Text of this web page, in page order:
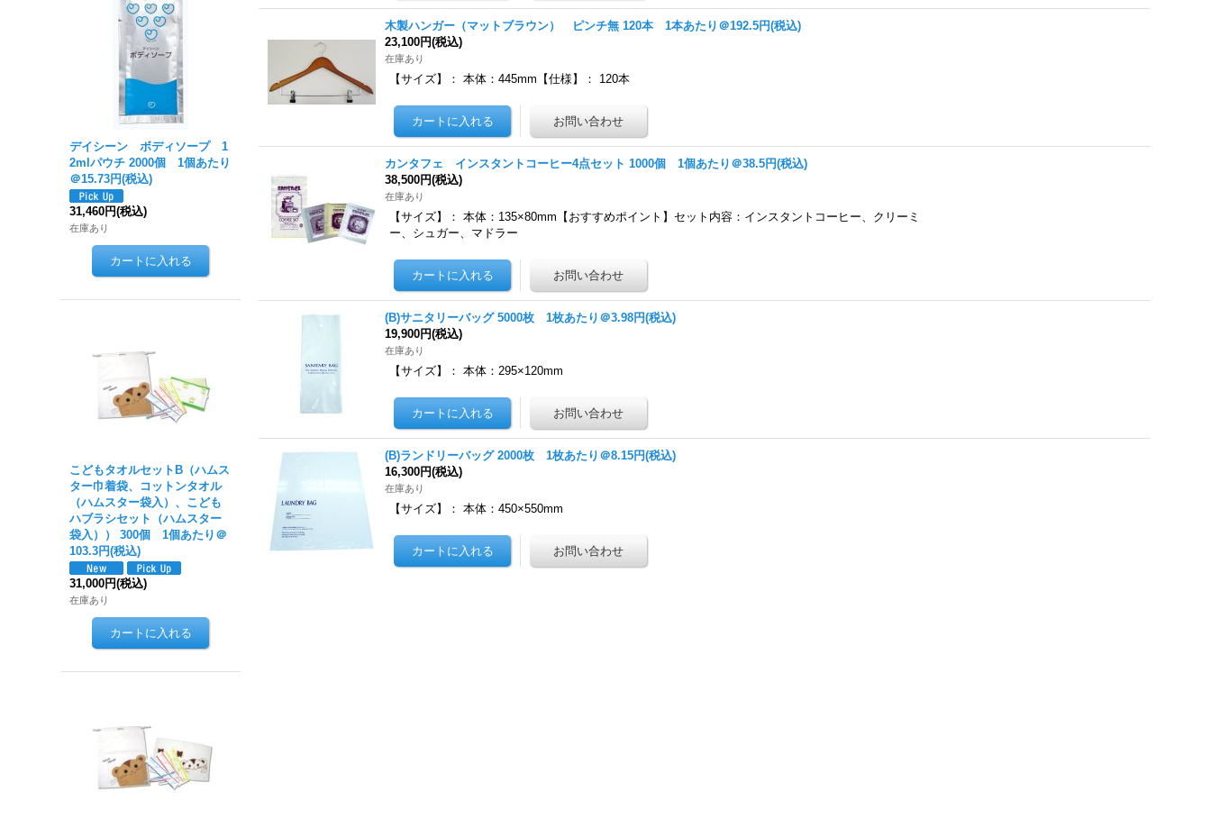
デイシーン ボディソープ 1
2mlパウチ 2000個 1個あたり
＠15.73円(税込)
31,460円(税込)
在庫あり
こどもタオルセットB（ハムス
ター巾着袋、コットンタオル
（ハムスター袋入）、こども
ハブラシセット（ハムスター
袋入）） 300個 1個あたり＠
103.3円(税込)
31,000円(税込)
在庫あり
木製ハンガー（マットブラウン） ピンチ無 120本 1本あたり＠192.5円(税込)
23,100円(税込)
在庫あり
【サイズ】： 本体：445mm【仕様】： 120本
カンタフェ インスタントコーヒー4点セット 1000個 1個あたり＠38.5円(税込)
38,500円(税込)
在庫あり
【サイズ】： 本体：135×80mm【おすすめポイント】セット内容：インスタントコーヒー、クリーミ
ー、シュガー、マドラー
(B)サニタリーバッグ 5000枚 1枚あたり＠3.98円(税込)
19,900円(税込)
在庫あり
【サイズ】： 本体：295×120mm
(B)ランドリーバッグ 2000枚 1枚あたり＠8.15円(税込)
16,300円(税込)
在庫あり
【サイズ】： 本体：450×550mm